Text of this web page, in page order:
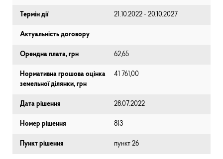
Термін дії 21.10.2022 - 20.10.2027
Актуальність договору
Орендна плата, грн 62,65
Нормативна грошова оцінка
земельної ділянки, грн
41 761,00
Дата рішення 28.07.2022
Номер рішення 813
Пункт рішення пункт 26